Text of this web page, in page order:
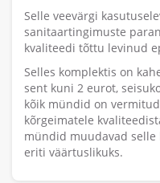
Selle veevärgi
sanitaartingimuste
kvaliteedi tõttu levinud
Selles komplektis on
sent kuni 2 eurot,
kõik mündid on
kõrgeimatele
mündid muudavad
eriti väärtuslikuks.